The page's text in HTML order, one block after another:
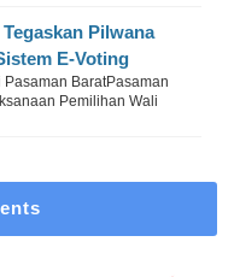
Pilwana
E-Voting
BaratPasaman
Pemilihan Wali